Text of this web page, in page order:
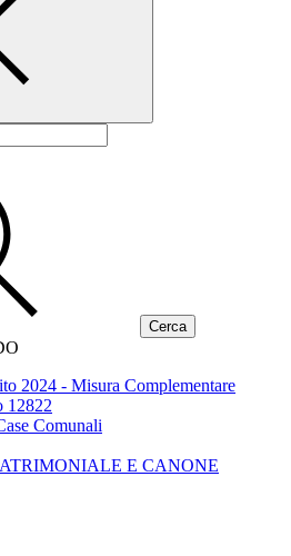
2024 - Misura Complementare
12822
Comunali
E CANONE